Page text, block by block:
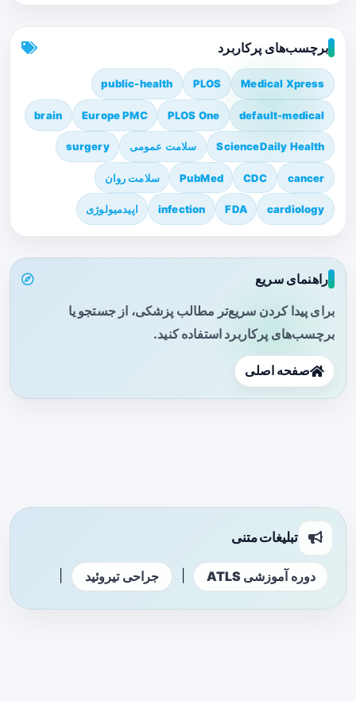
برچسب‌های پرکاربرد
Medical Xpress
PLOS
public-health
default-medical
PLOS One
Europe PMC
brain
ScienceDaily Health سلامت عمومی surgery
cancer
CDC
PubMed سلامت روان
cardiology
FDA
infection اپیدمیولوژی
راهنمای سریع
برای پیدا کردن سریع‌تر مطالب پزشکی، از جستجو یا
برچسب‌های پرکاربرد استفاده کنید.
صفحه اصلی
تبلیغات متنی
دوره آموزشی ATLS جراحی تیروئید